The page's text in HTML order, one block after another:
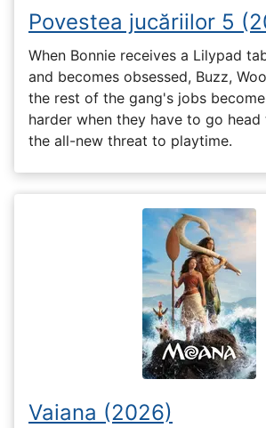
Povestea jucăriilor 5
When Bonnie receives a Lilypad
and becomes obsessed, Buzz,
the rest of the gang's jobs
harder when they have to go
the all-new threat to playtime.
Vaiana (2026)